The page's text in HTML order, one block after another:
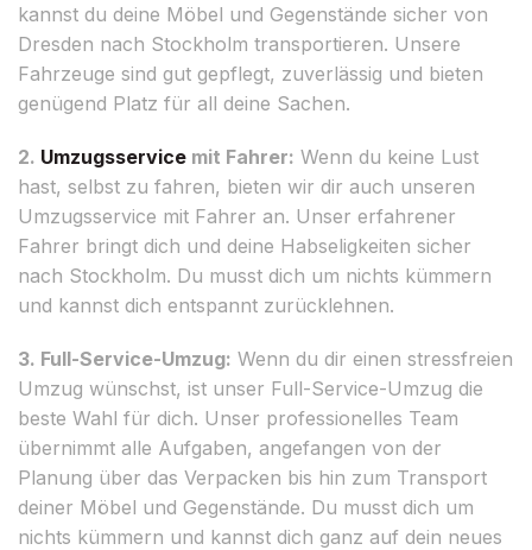
kannst du deine Möbel und Gegenstände sicher von
Dresden nach Stockholm transportieren. Unsere
Fahrzeuge sind gut gepflegt, zuverlässig und bieten
genügend Platz für all deine Sachen.
2. Umzugsservice mit Fahrer: Wenn du keine Lust
hast, selbst zu fahren, bieten wir dir auch unseren
Umzugsservice mit Fahrer an. Unser erfahrener
Fahrer bringt dich und deine Habseligkeiten sicher
nach Stockholm. Du musst dich um nichts kümmern
und kannst dich entspannt zurücklehnen.
3. Full-Service-Umzug: Wenn du dir einen stressfreien
Umzug wünschst, ist unser Full-Service-Umzug die
beste Wahl für dich. Unser professionelles Team
übernimmt alle Aufgaben, angefangen von der
Planung über das Verpacken bis hin zum Transport
deiner Möbel und Gegenstände. Du musst dich um
nichts kümmern und kannst dich ganz auf dein neues